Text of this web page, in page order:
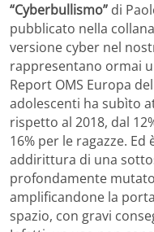
“Cyberbullismo” di
pubblicato nella
versione cyber nel
rappresentano ormai
Report OMS Europa
adolescenti ha subìto
rispetto al 2018, dal
16% per le ragazze.
addirittura di una
profondamente
amplificandone la
spazio, con gravi